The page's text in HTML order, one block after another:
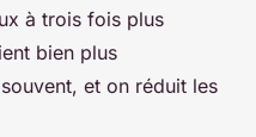
à trois fois plus
bien plus
et on réduit les